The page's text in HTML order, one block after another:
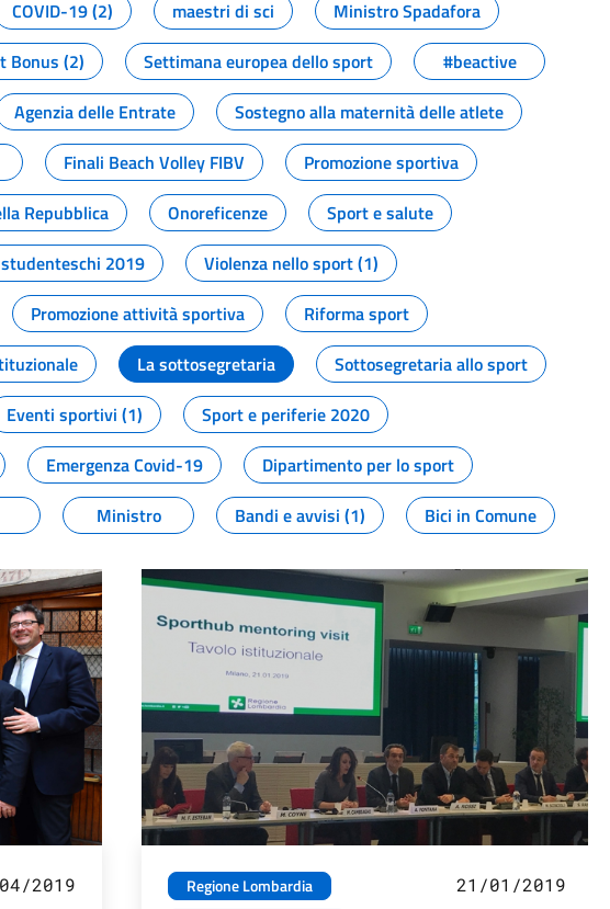
COVID-19 (2) maestri di sci
Ministro Spadafora
Bonus (2) Settimana europea dello sport
#beactive
Agenzia delle Entrate
Sostegno alla maternità delle atlete
Finali Beach Volley FIBV
Promozione sportiva
Repubblica Onoreficenze
Sport e salute
2019
Violenza nello sport (1)
Promozione attività sportiva
Riforma sport
La sottosegretaria
Sottosegretaria allo sport
Eventi sportivi (1)
Sport e periferie 2020
Emergenza Covid-19
Dipartimento per lo sport
Ministro Bandi e avvisi (1) Bici in Comune
2019
Regione Lombardia
21/01/2019